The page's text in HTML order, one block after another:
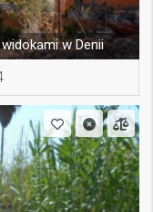
w Denii